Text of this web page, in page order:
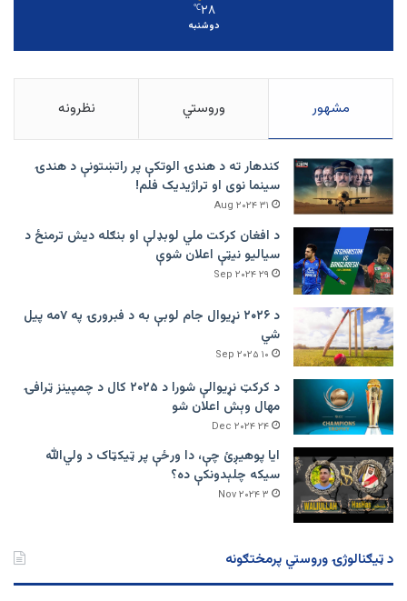
۲۸℃
دوشنبه
مشهور وروستي نظرونه
کندهار ته د هندۍ الوتکې پر راتښتونې د هندۍ
سینما نوی او تراژيديک فلم!
۳۱ Aug ۲۰۲۴
د افغان کرکت ملي لوبډلې او بنګله دیش ترمنځ د
سیالیو نیټې اعلان شوې
۲۹ Sep ۲۰۲۴
د ۲۰۲۶ نړیوال جام لوبې به د فبرورۍ په ۷مه پیل
شي
۱۰ Sep ۲۰۲۵
د کرکټ نړیوالې شورا د ۲۰۲۵ کال د چمپینز ټرافۍ
مهال وېش اعلان شو
۲۴ Dec ۲۰۲۴
ایا پوهیږئ چې، دا ورځې پر ټيکټاک د ولي‌الله
سیکه چلېدونکې ده؟
۳ Nov ۲۰۲۴
د ټیګنالوژۍ وروستي پرمختګونه